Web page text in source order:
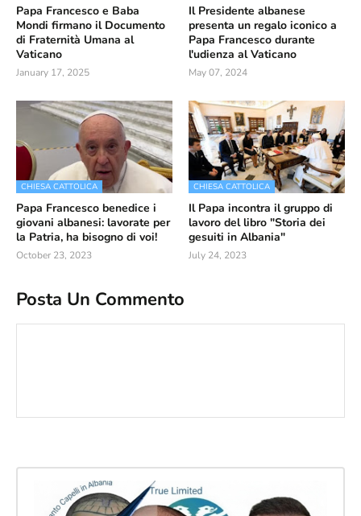
Papa Francesco e Baba
Mondi firmano il Documento
di Fraternità Umana al
Vaticano
January 17, 2025
Il Presidente albanese
presenta un regalo iconico a
Papa Francesco durante
l'udienza al Vaticano
May 07, 2024
CHIESA CATTOLICA
Papa Francesco benedice i
giovani albanesi: lavorate per
la Patria, ha bisogno di voi!
October 23, 2023
CHIESA CATTOLICA
Il Papa incontra il gruppo di
lavoro del libro "Storia dei
gesuiti in Albania"
July 24, 2023
Posta Un Commento